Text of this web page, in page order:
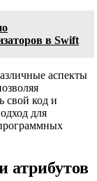
в Swift
аспекты
свой код и
для
атрибутов